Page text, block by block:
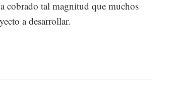
cobrado tal magnitud que muchos
a desarrollar.